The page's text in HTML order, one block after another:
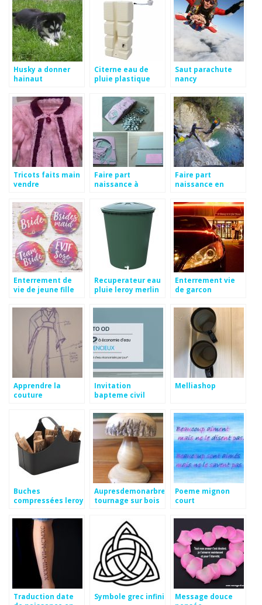
Husky a donner
hainaut
Citerne eau de
pluie plastique
Saut parachute
nancy
Tricots faits main
vendre
Faire part
naissance à
Faire part
naissance en
Enterrement de
vie de jeune fille
Recuperateur eau
pluie leroy merlin
Enterrement vie
de garcon
Apprendre la
couture
Invitation
bapteme civil
Melliashop
Buches
compressées leroy
Aupresdemonarbre-
tournage sur bois
Poeme mignon
court
Traduction date
Symbole grec infini
Message douce